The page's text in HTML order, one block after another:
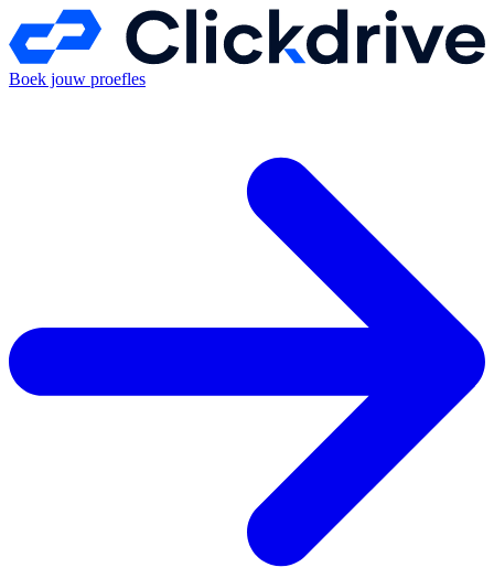
Boek jouw proefles